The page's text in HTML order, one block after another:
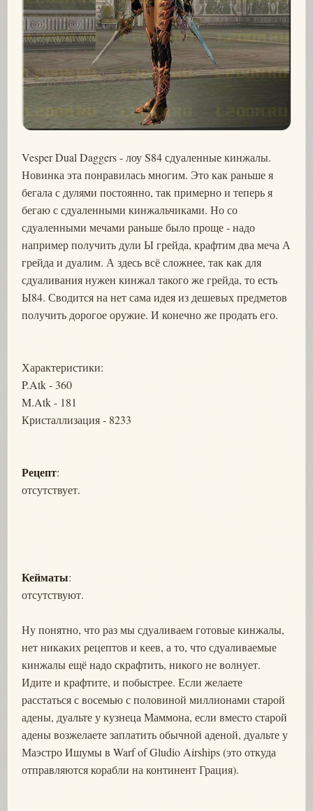
Vesper Dual Daggers - лоу S84 сдуаленные кинжалы.
Новинка эта понравилась многим. Это как раньше я
бегала с дулями постоянно, так примерно и теперь я
бегаю с сдуаленными кинжальчиками. Но со
сдуаленными мечами раньше было проще - надо
например получить дули Ы грейда, крафтим два меча А
грейда и дуалим. А здесь всё сложнее, так как для
сдуаливания нужен кинжал такого же грейда, то есть
Ы84. Сводится на нет сама идея из дешевых предметов
получить дорогое оружие. И конечно же продать его.
Характеристики:
P.Atk - 360
M.Atk - 181
Кристаллизация - 8233
Рецепт:
отсутствует.
Кейматы:
отсутствуют.
Ну понятно, что раз мы сдуаливаем готовые кинжалы,
нет никаких рецептов и кеев, а то, что сдуаливаемые
кинжалы ещё надо скрафтить, никого не волнует.
Идите и крафтите, и побыстрее. Если желаете
расстаться с восемью с половиной миллионами старой
адены, дуальте у кузнеца Маммона, если вместо старой
адены возжелаете заплатить обычной аденой, дуальте у
Маэстро Ишумы в Warf of Gludio Airships (это откуда
отправляются корабли на континент Грация).